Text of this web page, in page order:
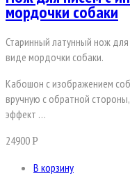
мордочки собаки
Старинный латунный нож
виде мордочки собаки.
Кабошон с изображением
вручную с обратной
эффект …
24900Р
В корзину